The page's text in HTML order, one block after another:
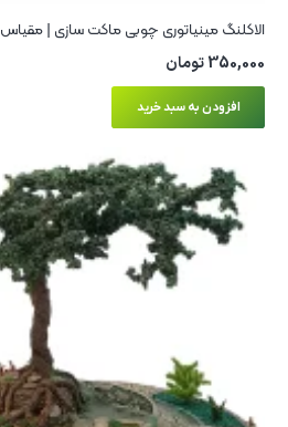
الاکلنگ مینیاتوری چوبی ماکت سازی | مقیاس ۱:۴۰
350,000تومان
افزودن به سبد خرید